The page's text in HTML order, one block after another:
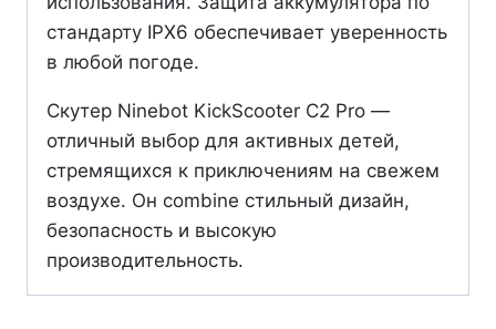
стандарту IPX6 обеспечивает уверенность
в любой погоде.
Скутер Ninebot KickScooter C2 Pro —
отличный выбор для активных детей,
стремящихся к приключениям на свежем
воздухе. Он combine стильный дизайн,
безопасность и высокую
производительность.